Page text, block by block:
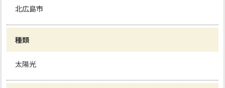
北広島市
種類
太陽光